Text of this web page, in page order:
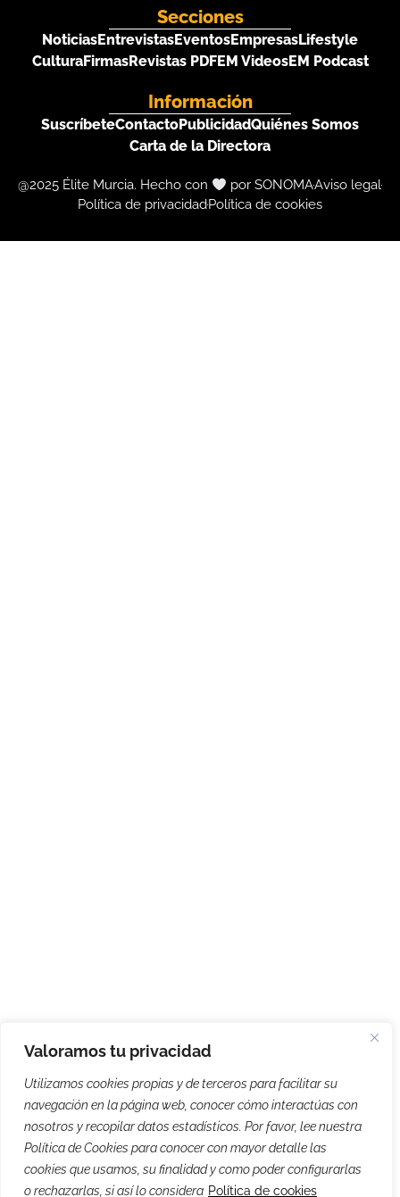
Valoramos tu privacidad
Utilizamos cookies propias y de terceros para facilitar su
navegación en la página web, conocer cómo interactúas con
nosotros y recopilar datos estadísticos. Por favor, lee nuestra
Política de Cookies para conocer con mayor detalle las
cookies que usamos, su finalidad y como poder configurarlas
o rechazarlas, si así lo considera Política de cookies
Secciones
NoticiasEntrevistasEventosEmpresasLifestyle
CulturaFirmasRevistas PDFEM VideosEM Podcast
Información
SuscríbeteContactoPublicidadQuiénes Somos
Carta de la Directora
@2025 Élite Murcia. Hecho con por SONOMAAviso legal
Política de privacidadPolítica de cookies